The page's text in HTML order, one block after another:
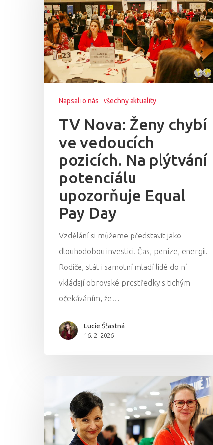
Napsali o nás všechny aktuality
TV Nova: Ženy chybí
ve vedoucích
pozicích. Na plýtvání
potenciálu
upozorňuje Equal
Pay Day
Vzdělání si můžeme představit jako
dlouhodobou investici. Čas, peníze, energii.
Rodiče, stát i samotní mladí lidé do ní
vkládají obrovské prostředky s tichým
očekáváním, že…
Lucie Šťastná
16. 2. 2026